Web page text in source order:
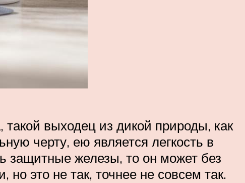
такой выходец из дикой природы, как
черту, ею является легкость в
защитные железы, то он может без
это не так, точнее не совсем так.